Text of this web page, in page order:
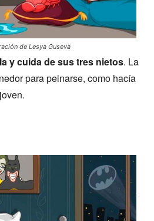
de Lesya Guseva
y cuida de sus tres nietos. La
para peinarse, como hacía